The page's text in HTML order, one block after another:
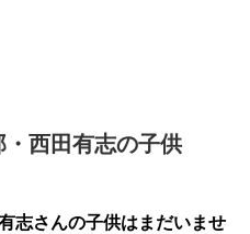
西田有志の子供
志さんの子供はまだいませ